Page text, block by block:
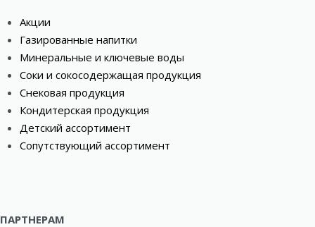
Акции
Газированные напитки
Минеральные и ключевые воды
Соки и сокосодержащая продукция
Снековая продукция
Кондитерская продукция
Детский ассортимент
Сопутствующий ассортимент
ПАРТНЕРАМ